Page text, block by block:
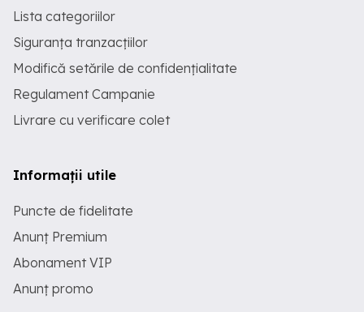
Lista categoriilor
Siguranța tranzacțiilor
Modifică setările de confidențialitate
Regulament Campanie
Livrare cu verificare colet
Informații utile
Puncte de fidelitate
Anunț Premium
Abonament VIP
Anunț promo